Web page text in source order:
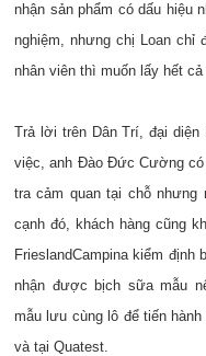
nhận sản phẩm có dấu hiệu
nghiệm, nhưng chị Loan chỉ
nhân viên thì muốn lấy hết
Trả lời trên Dân Trí, đại diện
việc, anh Đào Đức Cường
tra cảm quan tại chỗ nhưng
cạnh đó, khách hàng cũng
FrieslandCampina kiểm định
nhận được bịch sữa mẫu
mẫu lưu cùng lô để tiến
và tại Quatest.